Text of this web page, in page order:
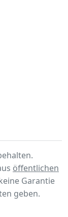
öffentlichen
Garantie
geben.